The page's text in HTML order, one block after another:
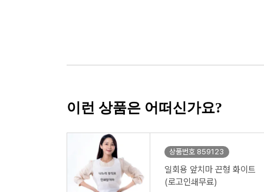
이런 상품은 어떠신가요?
상품번호 859123
일회용 앞치마 끈형 화이트
(로고인쇄무료)